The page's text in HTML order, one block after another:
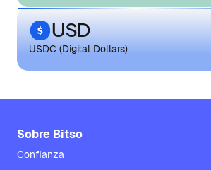
USD
USDC (Digital Dollars)
Sobre Bitso
Confianza